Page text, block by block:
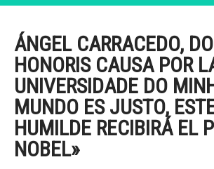
ÁNGEL CARRACEDO,
HONORIS CAUSA POR
UNIVERSIDADE DO
MUNDO ES JUSTO,
HUMILDE RECIBIRÁ EL
NOBEL»